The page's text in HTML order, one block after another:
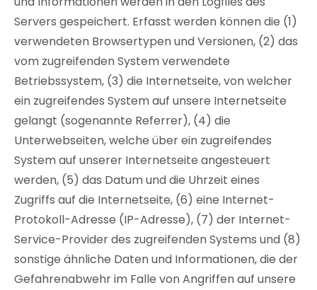
Servers gespeichert. Erfasst werden können die (1)
verwendeten Browsertypen und Versionen, (2) das
vom zugreifenden System verwendete
Betriebssystem, (3) die Internetseite, von welcher
ein zugreifendes System auf unsere Internetseite
gelangt (sogenannte Referrer), (4) die
Unterwebseiten, welche über ein zugreifendes
System auf unserer Internetseite angesteuert
werden, (5) das Datum und die Uhrzeit eines
Zugriffs auf die Internetseite, (6) eine Internet-
Protokoll-Adresse (IP-Adresse), (7) der Internet-
Service-Provider des zugreifenden Systems und (8)
sonstige ähnliche Daten und Informationen, die der
Gefahrenabwehr im Falle von Angriffen auf unsere